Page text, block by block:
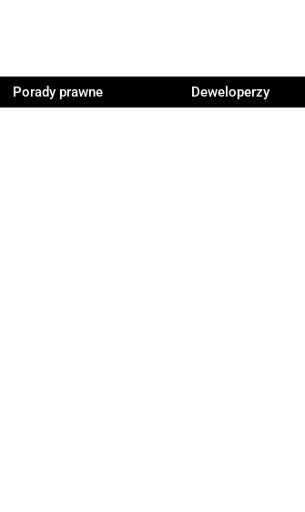
Porady prawne Deweloperzy